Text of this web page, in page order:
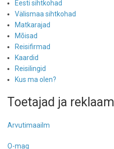
Eesti sihtkohad
Välismaa sihtkohad
Matkarajad
Mõisad
Reisifirmad
Kaardid
Reisilingid
Kus ma olen?
Toetajad ja reklaam
Arvutimaailm
O-mag